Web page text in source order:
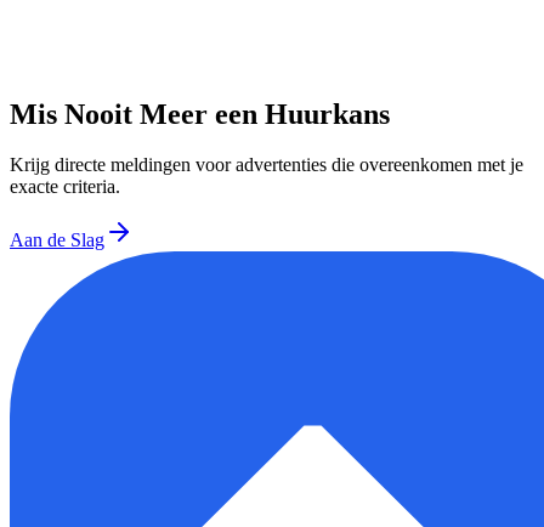
Mis Nooit Meer een Huurkans
Krijg directe meldingen voor advertenties die overeenkomen met je
exacte criteria.
Aan de Slag